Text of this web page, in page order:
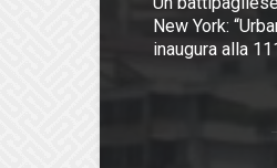
New York:
inaugura alla